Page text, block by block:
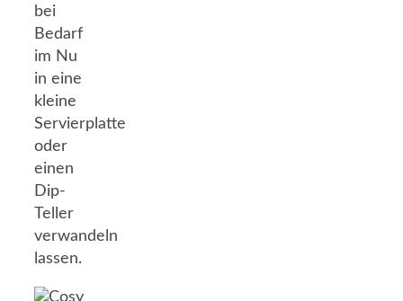
bei
Bedarf
im Nu
in eine
kleine
Servierplatte
oder
einen
Dip-
Teller
verwandeln
lassen.